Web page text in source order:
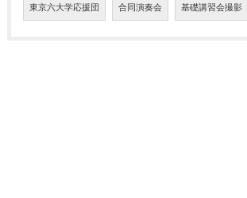
東京六大学応援団 合同演奏会 基礎講習会撮影